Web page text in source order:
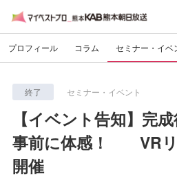
プロフィール コラム セミナー・イベ
終了 セミナー・イベント
【イベント告知】完
事前に体感！ VRリ
開催